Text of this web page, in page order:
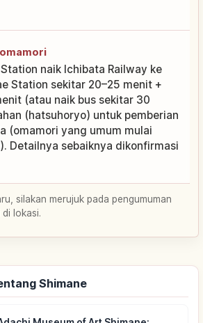
naik Ichibata Railway ke
Station sekitar 20–25 menit +
(atau naik bus sekitar 30
(hatsuhoryo) untuk pemberian
(omamori yang umum mulai
Detailnya sebaiknya dikonfirmasi
silakan merujuk pada pengumuman
lokasi.
Shimane